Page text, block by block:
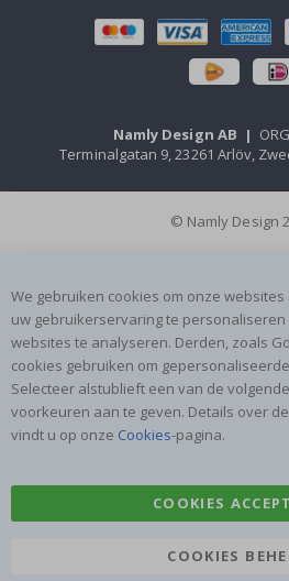
Namly Design AB |
Terminalgatan 9, 23261 Arlöv,
© Namly Design
We gebruiken cookies om onze
uw gebruikerservaring te
websites te analyseren. Derden, zoals
cookies gebruiken om
Selecteer alstublieft een van de
voorkeuren aan te geven. Details over
vindt u op onze Cookies-pagina.
COOKIES
COOKIES